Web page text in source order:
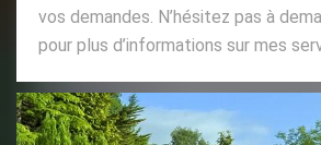
vos demandes. N’hésitez pas à
pour plus d’informations sur mes